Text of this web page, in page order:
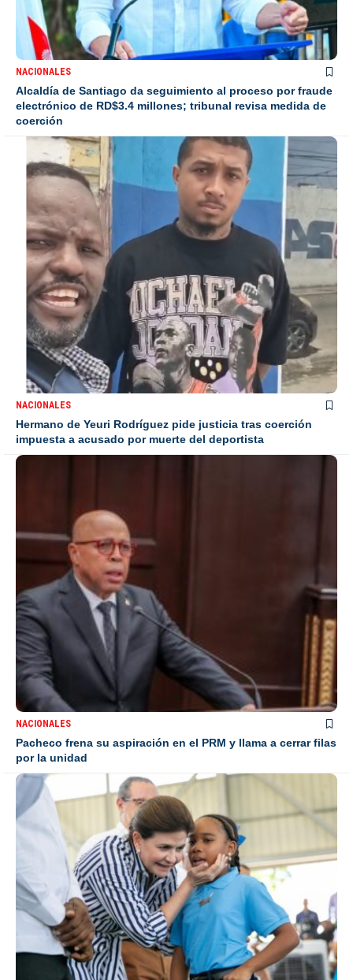
NACIONALES
Alcaldía de Santiago da seguimiento al proceso por fraude
electrónico de RD$3.4 millones; tribunal revisa medida de
coerción
NACIONALES
Hermano de Yeuri Rodríguez pide justicia tras coerción
impuesta a acusado por muerte del deportista
NACIONALES
Pacheco frena su aspiración en el PRM y llama a cerrar filas
por la unidad